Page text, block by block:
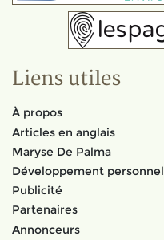
Liens utiles
À propos
Articles en anglais
Maryse De Palma
Développement personnel
Publicité
Partenaires
Annonceurs